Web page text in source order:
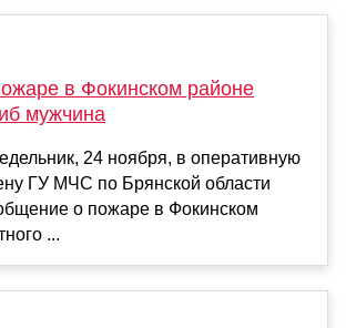
в Фокинском районе
мужчина
24 ноября, в оперативную
ГУ МЧС по Брянской области
о пожаре в Фокинском
...